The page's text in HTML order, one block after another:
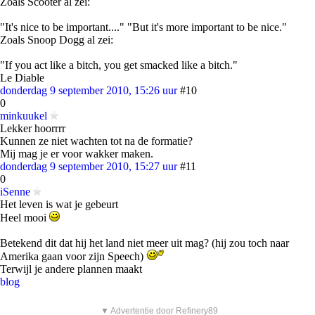
"It's nice to be important...." "But it's more important to be nice."
Zoals Snoop Dogg al zei:
"If you act like a bitch, you get smacked like a bitch."
Le Diable
donderdag 9 september 2010, 15:26 uur #10
0
minkuukel
Lekker hoorrrr
Kunnen ze niet wachten tot na de formatie?
Mij mag je er voor wakker maken.
donderdag 9 september 2010, 15:27 uur #11
0
iSenne
Het leven is wat je gebeurt
Heel mooi
Betekend dit dat hij het land niet meer uit mag? (hij zou toch naar
Amerika gaan voor zijn Speech)
Terwijl je andere plannen maakt
blog
▼ Advertentie door Refinery89